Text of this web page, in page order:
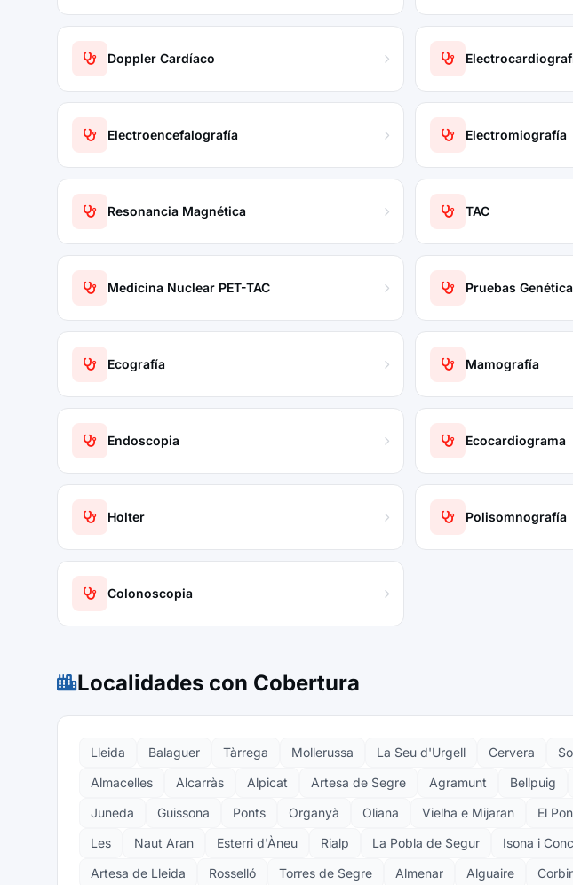
Doppler Cardíaco
Electroencefalografía Electromiografía
Resonancia Magnética TAC
Medicina Nuclear PET-TAC Pruebas
Ecografía Mamografía
Endoscopia Ecocardiograma
Holter Polisomnografía
Colonoscopia
Localidades con Cobertura
Lleida Balaguer Tàrrega Mollerussa La Seu d'Urgell Cervera
Almacelles
Alcarràs Alpicat Artesa de Segre Agramunt Bellpuig
Juneda
Guissona Ponts Organyà Oliana Vielha e Mijaran El
Les
Naut Aran Esterri d'Àneu Rialp La Pobla de Segur
Isona i
Artesa de Lleida
Rosselló Torres de Segre Almenar Alguaire